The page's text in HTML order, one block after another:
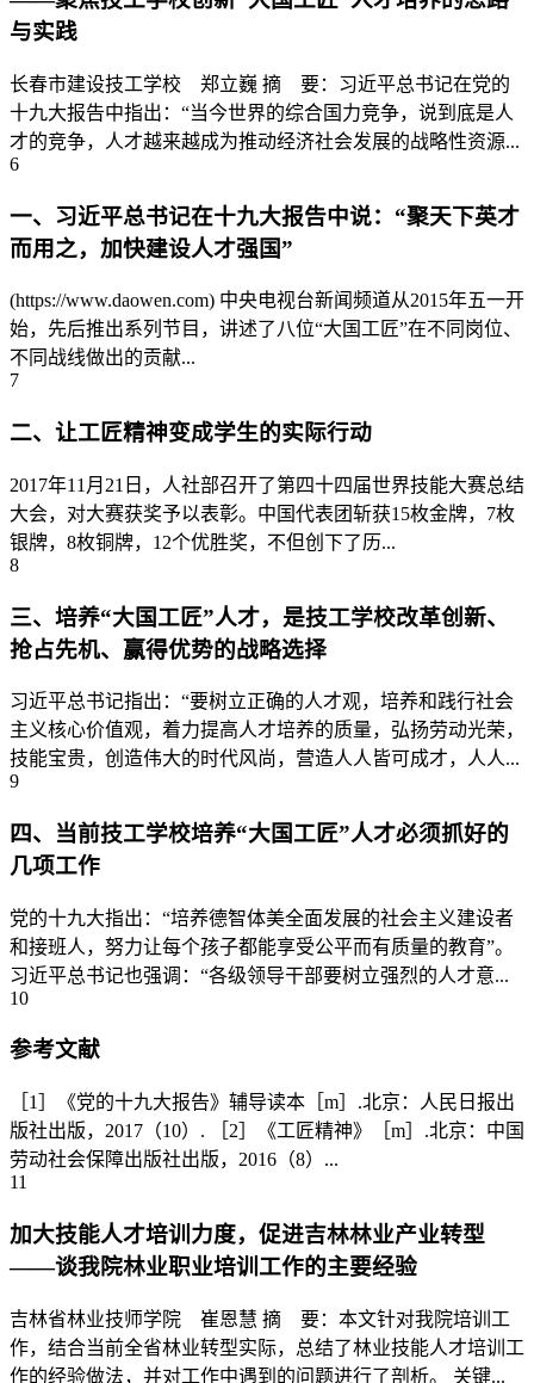
与实践
长春市建设技工学校 郑立巍 摘 要：习近平总书记在党的
十九大报告中指出：“当今世界的综合国力竞争，说到底是人
才的竞争，人才越来越成为推动经济社会发展的战略性资源...
6
一、习近平总书记在十九大报告中说：“聚天下英才
而用之，加快建设人才强国”
(https://www.daowen.com) 中央电视台新闻频道从2015年五一开
始，先后推出系列节目，讲述了八位“大国工匠”在不同岗位、
不同战线做出的贡献...
7
二、让工匠精神变成学生的实际行动
2017年11月21日，人社部召开了第四十四届世界技能大赛总结
大会，对大赛获奖予以表彰。中国代表团斩获15枚金牌，7枚
银牌，8枚铜牌，12个优胜奖，不但创下了历...
8
三、培养“大国工匠”人才，是技工学校改革创新、
抢占先机、赢得优势的战略选择
习近平总书记指出：“要树立正确的人才观，培养和践行社会
主义核心价值观，着力提高人才培养的质量，弘扬劳动光荣，
技能宝贵，创造伟大的时代风尚，营造人人皆可成才，人人...
9
四、当前技工学校培养“大国工匠”人才必须抓好的
几项工作
党的十九大指出：“培养德智体美全面发展的社会主义建设者
和接班人，努力让每个孩子都能享受公平而有质量的教育”。
习近平总书记也强调：“各级领导干部要树立强烈的人才意...
10
参考文献
［1］《党的十九大报告》辅导读本［m］.北京：人民日报出
版社出版，2017（10）. ［2］《工匠精神》［m］.北京：中国
劳动社会保障出版社出版，2016（8）...
11
加大技能人才培训力度，促进吉林林业产业转型
——谈我院林业职业培训工作的主要经验
吉林省林业技师学院 崔恩慧 摘 要：本文针对我院培训工
作，结合当前全省林业转型实际，总结了林业技能人才培训工
作的经验做法，并对工作中遇到的问题进行了剖析。 关键...